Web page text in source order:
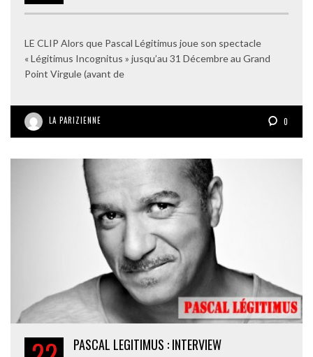
LE CLIP Alors que Pascal Légitimus joue son spectacle
« Légitimus Incognitus » jusqu’au 31 Décembre au Grand
Point Virgule (avant de
LA PARIZIENNE 0
PASCAL LEGITIMUS : INTERVIEW